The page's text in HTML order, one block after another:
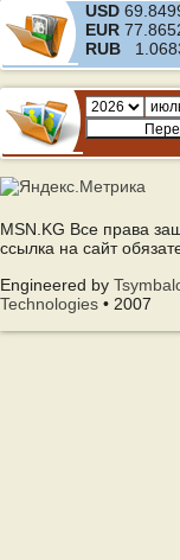
USD
EUR
RUB
MSN.KG Все права
ссылка на сайт
Engineered by
Technologies • 2007